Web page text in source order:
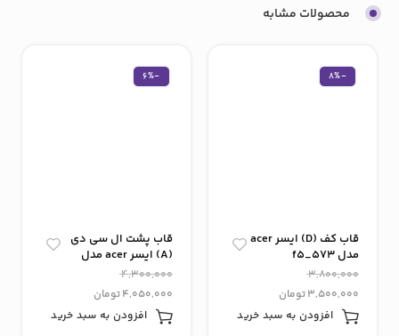
محصولات مشابه
-8%
قاب کف (D) ایسر acer
مدل f5_573
3,800,000
3,500,000تومان
افزودن به سبد خرید
-6%
قاب پشت ال سی دی
(A) ایسر acer مدل
f5_ 573acer
4,300,000
4,050,000تومان
افزودن به سبد خرید